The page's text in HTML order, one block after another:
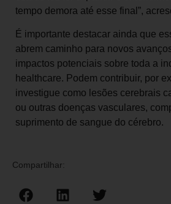
tempo demora até esse final”,
É importante destacar ainda que
abrem caminho para novos
impactos potenciais sobre toda a
healthcare. Podem contribuir, por
investigue como lesões cerebrais
ou outras doenças vasculares,
suprimento de sangue do cérebro.
Compartilhar: